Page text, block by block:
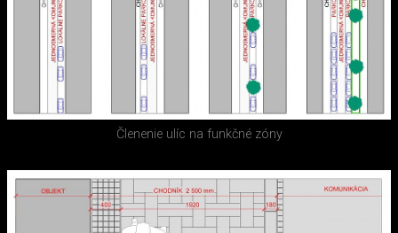
Členenie ulíc na funkčné zóny